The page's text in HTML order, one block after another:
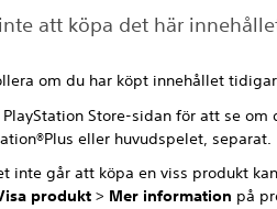
att köpa det här
om du har köpt innehållet
Store-sidan för att se om
eller huvudspelet, separat.
inte går att köpa en viss produkt
produkt > Mer information på